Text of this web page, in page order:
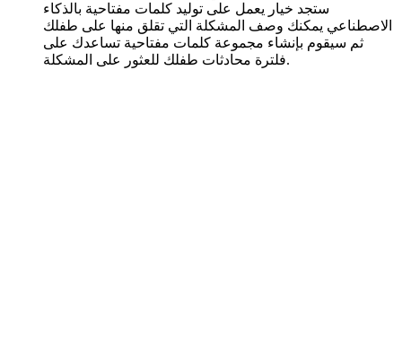
ستجد خيار يعمل على توليد كلمات مفتاحية بالذكاء
الاصطناعي يمكنك وصف المشكلة التي تقلق منها على طفلك
ثم سيقوم بإنشاء مجموعة كلمات مفتاحية تساعدك على
فلترة محادثات طفلك للعثور على المشكلة.